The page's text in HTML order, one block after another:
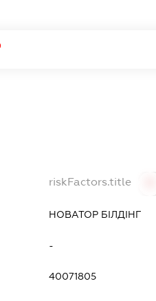
riskFactors.title
НОВАТОР БІЛДІНГ
-
40071805